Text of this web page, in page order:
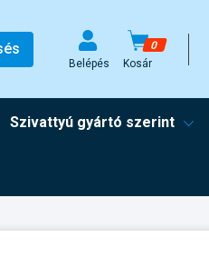
Belépés
0
Kosár
Szivattyú gyártó szerint